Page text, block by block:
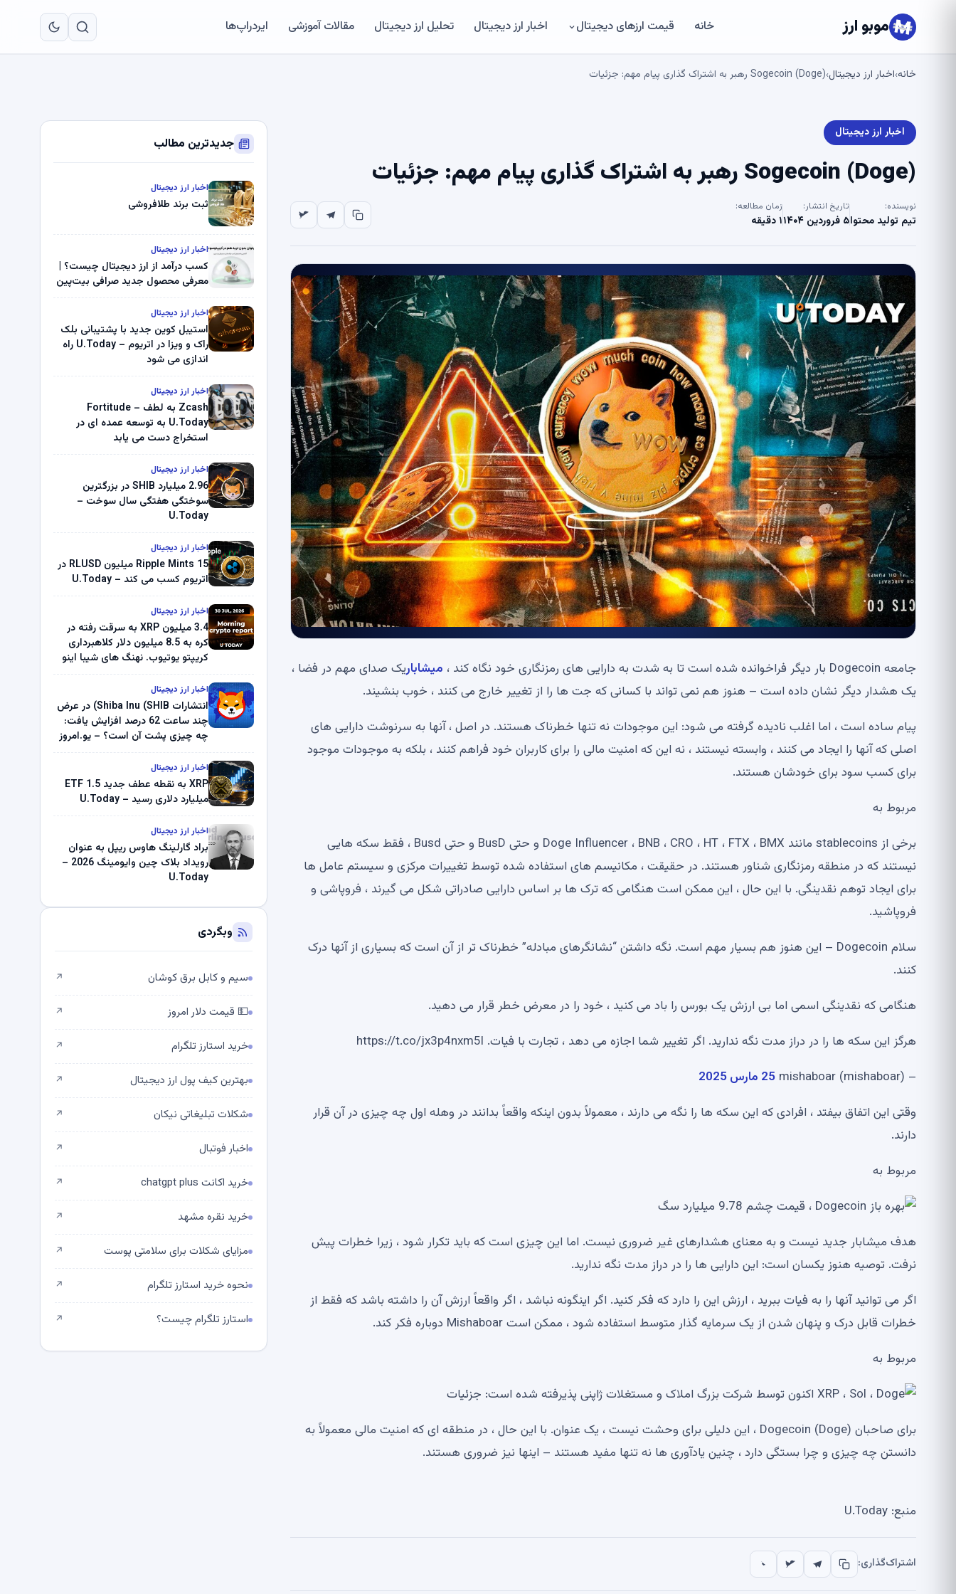
موبو ارز خانه قیمت ارزهای دیجیتال اخبار ارز دیجیتال تحلیل ارز دیجیتال مقالات آموزشی ایردراپ‌ها
خانه›اخبار ارز دیجیتال›Sogecoin (Doge) رهبر به اشتراک گذاری پیام مهم: جزئیات
اخبار ارز دیجیتال
Sogecoin (Doge) رهبر به اشتراک گذاری پیام مهم: جزئیات
نویسنده:
تیم تولید محتوا
تاریخ انتشار:
۵ فروردین ۱۴۰۴
زمان مطالعه:
۱ دقیقه
جامعه Dogecoin بار دیگر فراخوانده شده است تا به شدت به دارایی های رمزنگاری خود نگاه کند ، میشاباریک صدای مهم در فضا ،
یک هشدار دیگر نشان داده است – هنوز هم نمی تواند با کسانی که جت ها را از تغییر خارج می کنند ، خوب بنشیند.
پیام ساده است ، اما اغلب نادیده گرفته می شود: این موجودات نه تنها خطرناک هستند. در اصل ، آنها به سرنوشت دارایی های
اصلی که آنها را ایجاد می کنند ، وابسته نیستند ، نه این که امنیت مالی را برای کاربران خود فراهم کنند ، بلکه به موجودات موجود
برای کسب سود برای خودشان هستند.
مربوط به
برخی از stablecoins مانند Doge Influencer ، BNB ، CRO ، HT ، FTX ، BMX و حتی BusD و حتی Busd ، فقط سکه هایی
نیستند که در منطقه رمزنگاری شناور هستند. در حقیقت ، مکانیسم های استفاده شده توسط تغییرات مرکزی و سیستم عامل ها
برای ایجاد توهم نقدینگی. با این حال ، این ممکن است هنگامی که ترک ها بر اساس دارایی صادراتی شکل می گیرند ، فروپاشی و
فروپاشید.
سلام Dogecoin – این هنوز هم بسیار مهم است. نگه داشتن “نشانگرهای مبادله” خطرناک تر از آن است که بسیاری از آنها درک
کنند.
هنگامی که نقدینگی اسمی اما بی ارزش یک بورس را باد می کنید ، خود را در معرض خطر قرار می دهید.
هرگز این سکه ها را در دراز مدت نگه ندارید. اگر تغییر شما اجازه می دهد ، تجارت با فیات. https://t.co/jx3p4nxm5l
– mishaboar (mishaboar)
25 مارس 2025
وقتی این اتفاق بیفتد ، افرادی که این سکه ها را نگه می دارند ، معمولاً بدون اینکه واقعاً بدانند در وهله اول چه چیزی در آن قرار
دارند.
مربوط به
هدف میشابار جدید نیست و به معنای هشدارهای غیر ضروری نیست. اما این چیزی است که باید تکرار شود ، زیرا خطرات پیش
نرفت. توصیه هنوز یکسان است: این دارایی ها را در دراز مدت نگه ندارید.
اگر می توانید آنها را به فیات ببرید ، ارزش این را دارد که فکر کنید. اگر اینگونه نباشد ، اگر واقعاً ارزش آن را داشته باشد که فقط از
خطرات قابل درک و پنهان شدن از یک سرمایه گذار متوسط ​​استفاده شود ، ممکن است Mishaboar دوباره فکر کند.
مربوط به
برای صاحبان Dogecoin (Doge) ، این دلیلی برای وحشت نیست ، یک عنوان. با این حال ، در منطقه ای که امنیت مالی معمولاً به
دانستن چه چیزی و چرا بستگی دارد ، چنین یادآوری ها نه تنها مفید هستند – اینها نیز ضروری هستند.
منبع: U.Today
اشتراک‌گذاری:
جدیدترین مطالب
اخبار ارز دیجیتال
ثبت برند طلافروشی
اخبار ارز دیجیتال
کسب درآمد از ارز دیجیتال چیست؟ |
معرفی محصول جدید صرافی بیت‌پین
اخبار ارز دیجیتال
استیبل کوین جدید با پشتیبانی بلک
راک و ویزا در اتریوم – U.Today راه
اندازی می شود
اخبار ارز دیجیتال
Zcash به لطف Fortitude –
U.Today به توسعه عمده ای در
استخراج دست می یابد
اخبار ارز دیجیتال
2.96 میلیارد SHIB در بزرگترین
سوختگی هفتگی سال سوخت –
U.Today
اخبار ارز دیجیتال
Ripple Mints 15 میلیون RLUSD در
اتریوم کسب می کند – U.Today
اخبار ارز دیجیتال
3.4 میلیون XRP به سرقت رفته در
کره به 8.5 میلیون دلار کلاهبرداری
کریپتو یوتیوب. نهنگ های شیبا اینو
میلیون دلار U-Turn در بیت کوین را
ثبت کرد – گزارش کریپتو صبح –
U.Today
اخبار ارز دیجیتال
انتشارات Shiba Inu (SHIB) در عرض
چند ساعت 62 درصد افزایش یافت:
چه چیزی پشت آن است؟ – یو.امروز
اخبار ارز دیجیتال
XRP به نقطه عطف جدید ETF 1.5
میلیارد دلاری رسید – U.Today
اخبار ارز دیجیتال
براد گارلینگ هاوس ریپل به عنوان
رویداد بلاک چین وایومینگ 2026 –
U.Today
وبگردی
سیم و کابل برق کوشان ↗
💵 قیمت دلار امروز ↗
خرید استارز تلگرام ↗
بهترین کیف پول ارز دیجیتال ↗
شکلات تبلیغاتی نیکان ↗
اخبار فوتبال ↗
خرید اکانت chatgpt plus ↗
خرید نقره مشهد ↗
مزایای شکلات برای سلامتی پوست ↗
نحوه خرید استارز تلگرام ↗
استارز تلگرام چیست؟ ↗